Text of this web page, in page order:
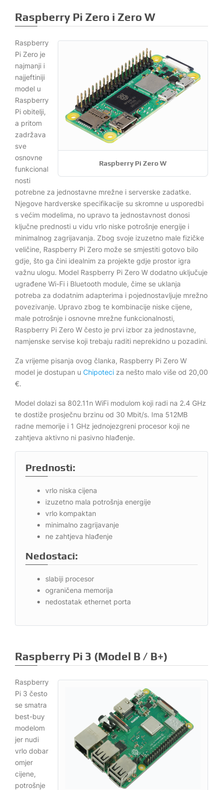
Raspberry Pi Zero i Zero W
Raspberry Pi Zero W
Raspberry
Pi Zero je
najmanji i
najjeftiniji
model u
Raspberry
Pi obitelji,
a pritom
zadržava
sve
osnovne
funkcional
nosti
potrebne za jednostavne mrežne i serverske zadatke.
Njegove hardverske specifikacije su skromne u usporedbi
s većim modelima, no upravo ta jednostavnost donosi
ključne prednosti u vidu vrlo niske potrošnje energije i
minimalnog zagrijavanja. Zbog svoje izuzetno male fizičke
veličine, Raspberry Pi Zero može se smjestiti gotovo bilo
gdje, što ga čini idealnim za projekte gdje prostor igra
važnu ulogu. Model Raspberry Pi Zero W dodatno uključuje
ugrađene Wi-Fi i Bluetooth module, čime se uklanja
potreba za dodatnim adapterima i pojednostavljuje mrežno
povezivanje. Upravo zbog te kombinacije niske cijene,
male potrošnje i osnovne mrežne funkcionalnosti,
Raspberry Pi Zero W često je prvi izbor za jednostavne,
namjenske servise koji trebaju raditi neprekidno u pozadini.
Za vrijeme pisanja ovog članka, Raspberry Pi Zero W
model je dostupan u Chipoteci za nešto malo više od 20,00
€.
Model dolazi sa 802.11n WiFi modulom koji radi na 2.4 GHz
te dostiže prosječnu brzinu od 30 Mbit/s. Ima 512MB
radne memorije i 1 GHz jednojezgreni procesor koji ne
zahtjeva aktivno ni pasivno hlađenje.
Prednosti:
vrlo niska cijena
izuzetno mala potrošnja energije
vrlo kompaktan
minimalno zagrijavanje
ne zahtjeva hlađenje
Nedostaci:
slabiji procesor
ograničena memorija
nedostatak ethernet porta
Raspberry Pi 3 (Model B / B+)
Raspberry
Pi 3 često
se smatra
best-buy
modelom
jer nudi
vrlo dobar
omjer
cijene,
potrošnje